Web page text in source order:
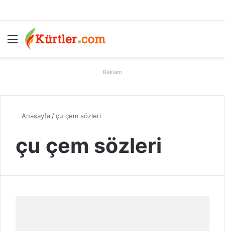
Menü
Reklam
Anasayfa /çu çem sözleri
çu çem sözleri